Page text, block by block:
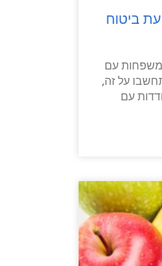
ביטוח
משפחות עם
על זה,
עם